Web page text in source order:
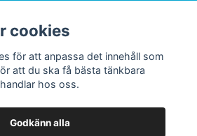
cookies
för att anpassa det innehåll som
att du ska få bästa tänkbara
hos oss.
Godkänn alla